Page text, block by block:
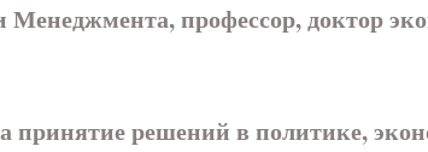
профессор, доктор
решений в политике,